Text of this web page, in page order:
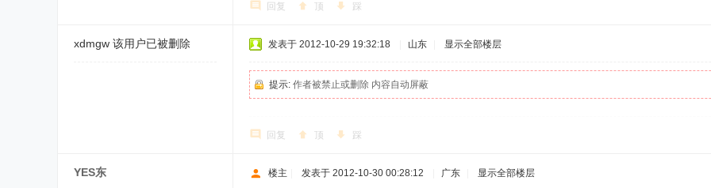
回复 顶 踩
xdmgw 该用户已被删除 发表于 2012-10-29 19:32:18 山东 显示全部楼层
提示: 作者被禁止或删除 内容自动屏蔽
回复 顶 踩
YES东 楼主 发表于 2012-10-30 00:28:12 广东 显示全部楼层